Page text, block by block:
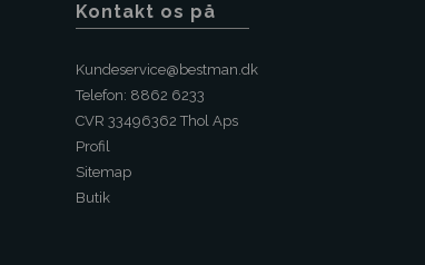
Kontakt os på
Kundeservice@bestman.dk
Telefon: 8862 6233
CVR 33496362 Thol Aps
Profil
Sitemap
Butik